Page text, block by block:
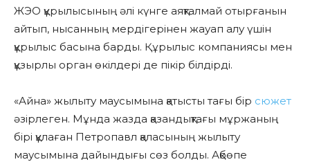
ЖЭО құрылысының әлі күнге аяқталмай отырғанын
айтып, нысанның мердігерінен жауап алу үшін
құрылыс басына барды. Құрылыс компаниясы мен
құзырлы орган өкілдері де пікір білдірді.
«Айна» жылыту маусымына қатысты тағы бір сюжет
әзірлеген. Мұнда жазда қазандықтағы мұржаның
бірі құлаған Петропавл қаласының жылыту
маусымына дайындығы сөз болды. Ақбөпе